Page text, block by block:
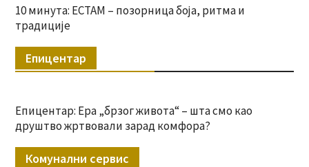
10 минута: ЕСТАМ – позорница боја, ритма и
традиције
Епицентар
Епицентар: Ера „брзог живота“ – шта смо као
друштво жртвовали зарад комфора?
Комунални сервис